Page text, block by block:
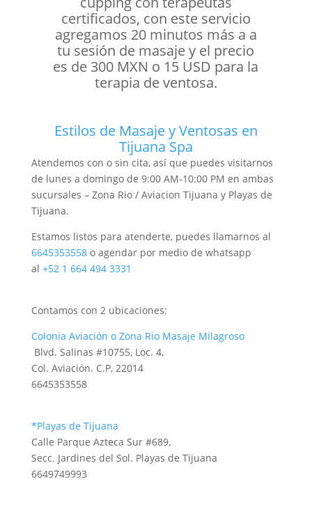
certificados, con este servicio
agregamos 20 minutos más a a
tu sesión de masaje y el precio
es de 300 MXN o 15 USD para la
terapia de ventosa.
Estilos de Masaje y Ventosas en
Tijuana Spa
Atendemos con o sin cita, así que puedes visitarnos
de lunes a domingo de 9:00 AM-10:00 PM en ambas
sucursales – Zona Rio / Aviacion Tijuana y Playas de
Tijuana.
Estamos listos para atenderte, puedes llamarnos al
6645353558o agendar por medio de whatsapp
al +52 1 664 494 3331
Contamos con 2 ubicaciones:
Colonia Aviación o Zona Rio Masaje Milagroso
Blvd. Salinas #10755, Loc. 4,
Col. Aviación. C.P, 22014
6645353558
*Playas de Tijuana
Calle Parque Azteca Sur #689,
Secc. Jardines del Sol. Playas de Tijuana
6649749993